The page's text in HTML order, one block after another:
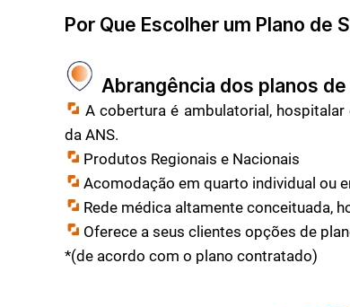
Por Que Escolher um Plano de
Abrangência dos planos
A cobertura é ambulatorial,
da ANS.
Produtos Regionais e Nacionais
Acomodação em quarto individual ou
Rede médica altamente conceituada,
Oferece a seus clientes opções de
*(de acordo com o plano contratado)